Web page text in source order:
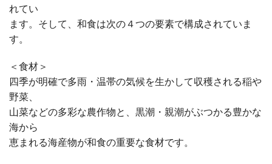
れてい
ます。そして、和食は次の４つの要素で構成されていま
す。
＜食材＞
四季が明確で多雨・温帯の気候を生かして収穫される稲や
野菜、
山菜などの多彩な農作物と、黒潮・親潮がぶつかる豊かな
海から
恵まれる海産物が和食の重要な食材です。